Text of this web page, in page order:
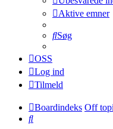
Aktive emner
Søg
OSS
Log ind
Tilmeld
Boardindeks Off
Søg